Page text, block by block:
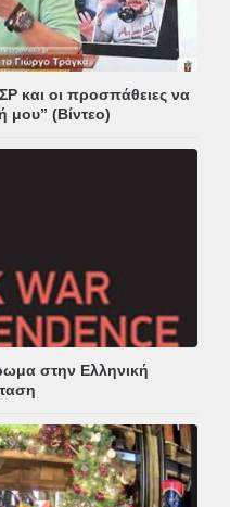
και οι προσπάθειες να
(Βίντεο)
στην Ελληνική